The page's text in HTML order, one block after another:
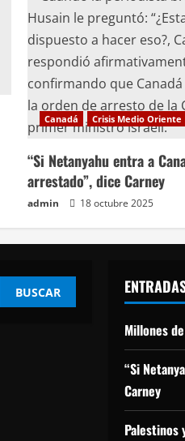
Canadá Crisis Medio Oriente
“Si Netanyahu entra a
arrestado”, dice Carney
admin 18 octubre 2025
Millones
“Si
Carney
Palestinos